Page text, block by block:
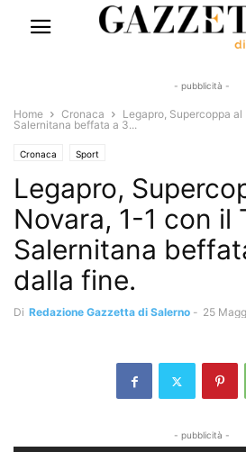
- pubblicità -
Home Cronaca
Legapro, Supercoppa
Salernitana beffata a 3...
Cronaca Sport
Legapro,
Novara, 1-1 con il
Salernitana
dalla fine.
Di Redazione Gazzetta di Salerno - 25
- pubblicità -